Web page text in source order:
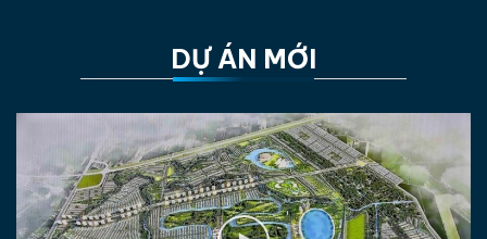
DỰ ÁN MỚI